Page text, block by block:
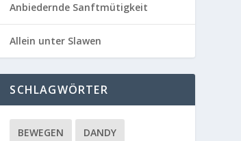
Anbiedernde Sanftmütigkeit
Allein unter Slawen
SCHLAGWÖRTER
BEWEGEN DANDY